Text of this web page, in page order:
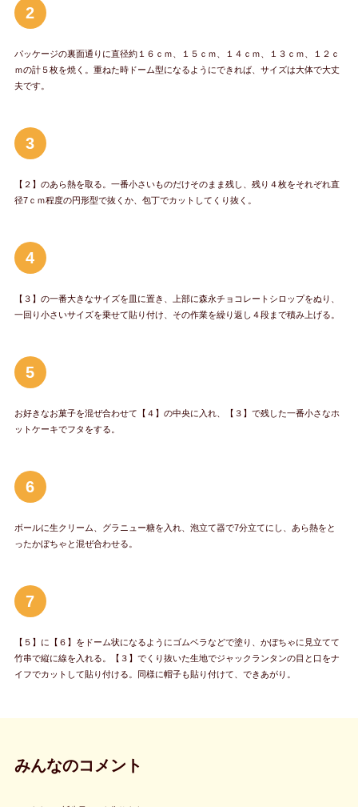
2
パッケージの裏面通りに直径約１６ｃｍ、１５ｃｍ、１４ｃｍ、１３ｃｍ、１２ｃ
ｍの計５枚を焼く。重ねた時ドーム型になるようにできれば、サイズは大体で大丈
夫です。
3
【２】のあら熱を取る。一番小さいものだけそのまま残し、残り４枚をそれぞれ直
径7ｃｍ程度の円形型で抜くか、包丁でカットしてくり抜く。
4
【３】の一番大きなサイズを皿に置き、上部に森永チョコレートシロップをぬり、
一回り小さいサイズを乗せて貼り付け、その作業を繰り返し４段まで積み上げる。
5
お好きなお菓子を混ぜ合わせて【４】の中央に入れ、【３】で残した一番小さなホ
ットケーキでフタをする。
6
ボールに生クリーム、グラニュー糖を入れ、泡立て器で7分立てにし、あら熱をと
ったかぼちゃと混ぜ合わせる。
7
【５】に【６】をドーム状になるようにゴムベラなどで塗り、かぼちゃに見立てて
竹串で縦に線を入れる。【３】でくり抜いた生地でジャックランタンの目と口をナ
イフでカットして貼り付ける。同様に帽子も貼り付けて、できあがり。
みんなのコメント